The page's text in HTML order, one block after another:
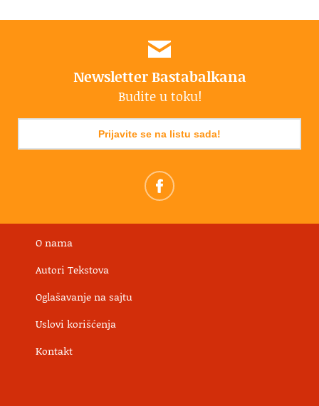
Newsletter Bastabalkana
Budite u toku!
Prijavite se na listu sada!
O nama
Autori Tekstova
Oglašavanje na sajtu
Uslovi korišćenja
Kontakt